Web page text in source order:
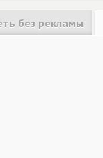
без рекламы